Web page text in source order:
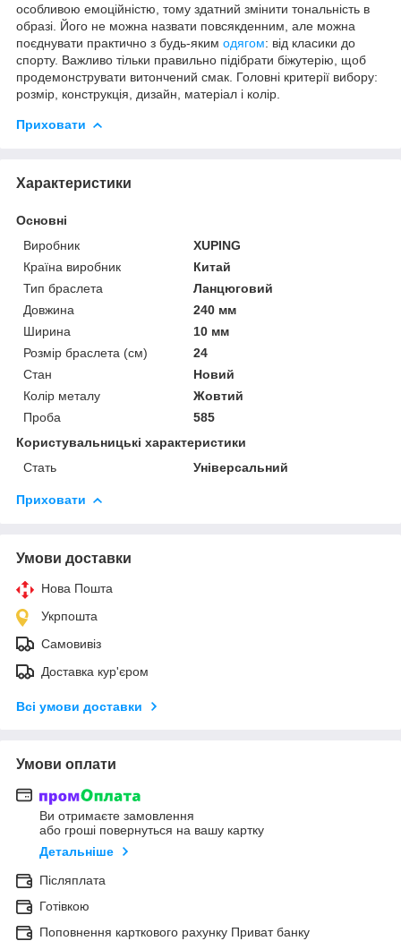
особливою емоційністю, тому здатний змінити тональність в
образі. Його не можна назвати повсякденним, але можна
поєднувати практично з будь-яким одягом: від класики до
спорту. Важливо тільки правильно підібрати біжутерію, щоб
продемонструвати витончений смак. Головні критерії вибору:
розмір, конструкція, дизайн, матеріал і колір.
Приховати
Характеристики
Основні
Виробник
XUPING
Країна виробник
Китай
Тип браслета
Ланцюговий
Довжина
240 мм
Ширина
10 мм
Розмір браслета (см)
24
Стан
Новий
Колір металу
Жовтий
Проба
585
Користувальницькі характеристики
Стать
Універсальний
Приховати
Умови доставки
Нова Пошта
Укрпошта
Самовивіз
Доставка кур'єром
Всі умови доставки
Умови оплати
Ви отримаєте замовлення
або гроші повернуться на вашу картку
Детальніше
Післяплата
Готівкою
Поповнення карткового рахунку Приват банку